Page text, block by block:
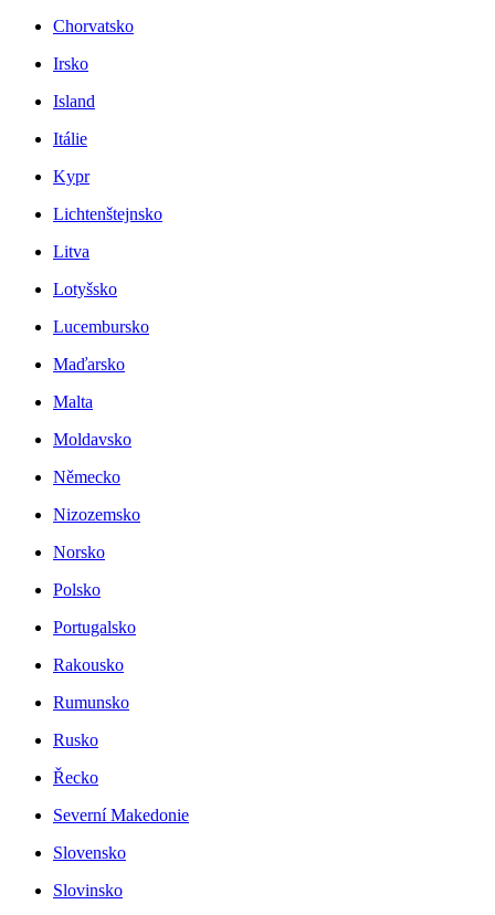
Chorvatsko
Irsko
Island
Itálie
Kypr
Lichtenštejnsko
Litva
Lotyšsko
Lucembursko
Maďarsko
Malta
Moldavsko
Německo
Nizozemsko
Norsko
Polsko
Portugalsko
Rakousko
Rumunsko
Rusko
Řecko
Severní Makedonie
Slovensko
Slovinsko